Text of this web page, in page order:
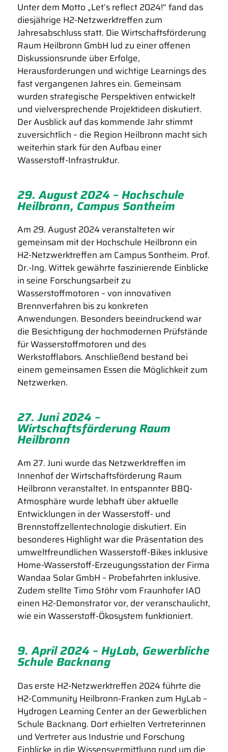
Unter dem Motto „Let’s reflect 2024!“ fand das
diesjährige H2-Netzwerktreffen zum
Jahresabschluss statt. Die Wirtschaftsförderung
Raum Heilbronn GmbH lud zu einer offenen
Diskussionsrunde über Erfolge,
Herausforderungen und wichtige Learnings des
fast vergangenen Jahres ein. Gemeinsam
wurden strategische Perspektiven entwickelt
und vielversprechende Projektideen diskutiert.
Der Ausblick auf das kommende Jahr stimmt
zuversichtlich – die Region Heilbronn macht sich
weiterhin stark für den Aufbau einer
Wasserstoff-Infrastruktur.
29. August 2024 – Hochschule
Heilbronn, Campus Sontheim
Am 29. August 2024 veranstalteten wir
gemeinsam mit der Hochschule Heilbronn ein
H2-Netzwerktreffen am Campus Sontheim. Prof.
Dr.-Ing. Wittek gewährte faszinierende Einblicke
in seine Forschungsarbeit zu
Wasserstoffmotoren – von innovativen
Brennverfahren bis zu konkreten
Anwendungen. Besonders beeindruckend war
die Besichtigung der hochmodernen Prüfstände
für Wasserstoffmotoren und des
Werkstofflabors. Anschließend bestand bei
einem gemeinsamen Essen die Möglichkeit zum
Netzwerken.
27. Juni 2024 –
Wirtschaftsförderung Raum
Heilbronn
Am 27. Juni wurde das Netzwerktreffen im
Innenhof der Wirtschaftsförderung Raum
Heilbronn veranstaltet. In entspannter BBQ-
Atmosphäre wurde lebhaft über aktuelle
Entwicklungen in der Wasserstoff- und
Brennstoffzellentechnologie diskutiert. Ein
besonderes Highlight war die Präsentation des
umweltfreundlichen Wasserstoff-Bikes inklusive
Home-Wasserstoff-Erzeugungsstation der Firma
Wandaa Solar GmbH – Probefahrten inklusive.
Zudem stellte Timo Stöhr vom Fraunhofer IAO
einen H2-Demonstrator vor, der veranschaulicht,
wie ein Wasserstoff-Ökosystem funktioniert.
9. April 2024 – HyLab, Gewerbliche
Schule Backnang
Das erste H2-Netzwerktreffen 2024 führte die
H2-Community Heilbronn-Franken zum HyLab –
Hydrogen Learning Center an der Gewerblichen
Schule Backnang. Dort erhielten Vertreterinnen
und Vertreter aus Industrie und Forschung
Einblicke in die Wissensvermittlung rund um die